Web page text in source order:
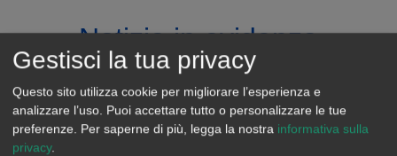
Notizie in evidenza
No hay contenido disponible
No hay contenido disponible
Gestisci la tua privacy
Questo sito utilizza cookie per migliorare l’esperienza e
analizzare l’uso. Puoi accettare tutto o personalizzare le tue
preferenze. Per saperne di più, legga la nostra informativa sulla
privacy.